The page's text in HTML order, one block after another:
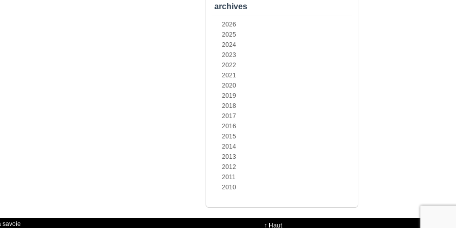
archives
2026
2025
2024
2023
2022
2021
2020
2019
2018
2017
2016
2015
2014
2013
2012
2011
2010
savoie ↑ Haut